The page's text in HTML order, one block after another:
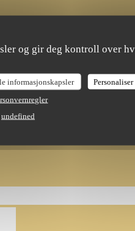
og gir deg kontroll over
informasjonskapsler
Personaliser
undefined
Marthe 75010 Paris ((åpner i et
54 75 92 07